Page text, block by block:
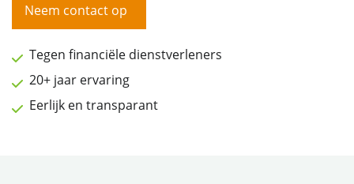
Neem contact op
Tegen financiële dienstverleners
20+ jaar ervaring
Eerlijk en transparant